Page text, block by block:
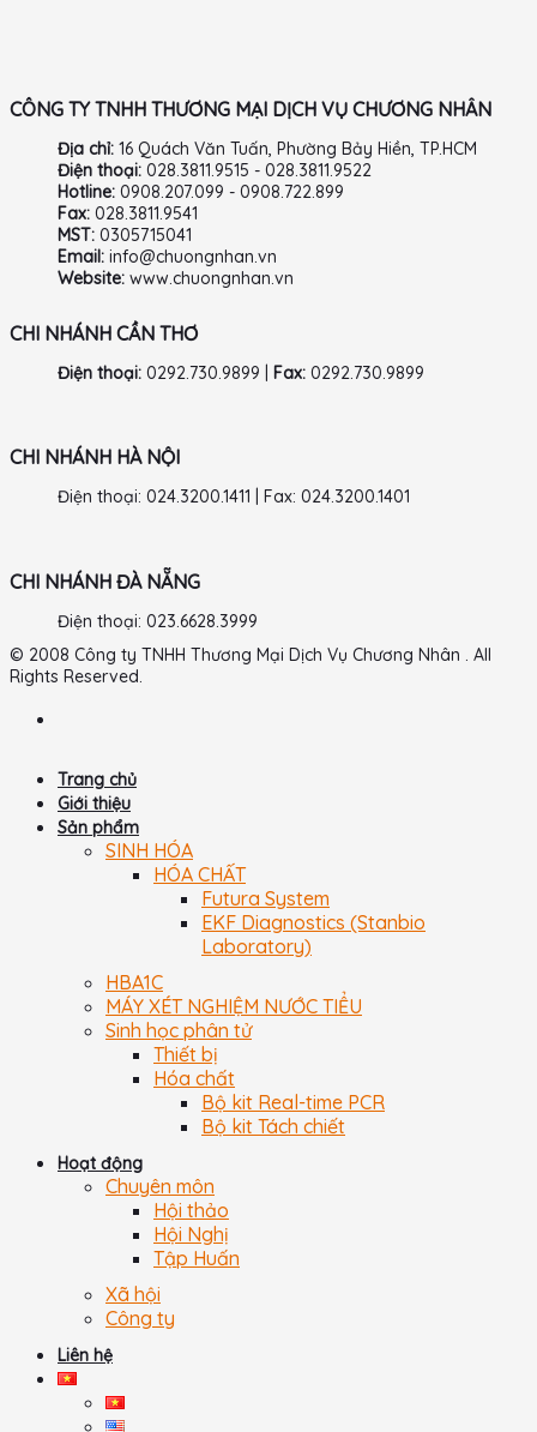
CÔNG TY TNHH THƯƠNG MẠI DỊCH VỤ CHƯƠNG NHÂN
Địa chỉ: 16 Quách Văn Tuấn, Phường Bảy Hiền, TP.HCM
Điện thoại: 028.3811.9515 - 028.3811.9522
Hotline: 0908.207.099 - 0908.722.899
Fax: 028.3811.9541
MST: 0305715041
Email: info@chuongnhan.vn
Website: www.chuongnhan.vn
CHI NHÁNH CẦN THƠ
Điện thoại: 0292.730.9899 | Fax: 0292.730.9899
CHI NHÁNH HÀ NỘI
Điện thoại: 024.3200.1411 | Fax: 024.3200.1401
CHI NHÁNH ĐÀ NẴNG
Điện thoại: 023.6628.3999
© 2008 Công ty TNHH Thương Mại Dịch Vụ Chương Nhân . All
Rights Reserved.
Trang chủ
Giới thiệu
Sản phẩm
SINH HÓA
HÓA CHẤT
Futura System
EKF Diagnostics (Stanbio
Laboratory)
HBA1C
MÁY XÉT NGHIỆM NƯỚC TIỂU
Sinh học phân tử
Thiết bị
Hóa chất
Bộ kit Real-time PCR
Bộ kit Tách chiết
Hoạt động
Chuyên môn
Hội thảo
Hội Nghị
Tập Huấn
Xã hội
Công ty
Liên hệ